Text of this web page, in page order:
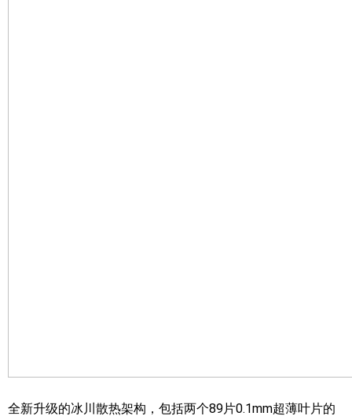
全新升级的冰川散热架构，包括两个89片0.1mm超薄叶片的